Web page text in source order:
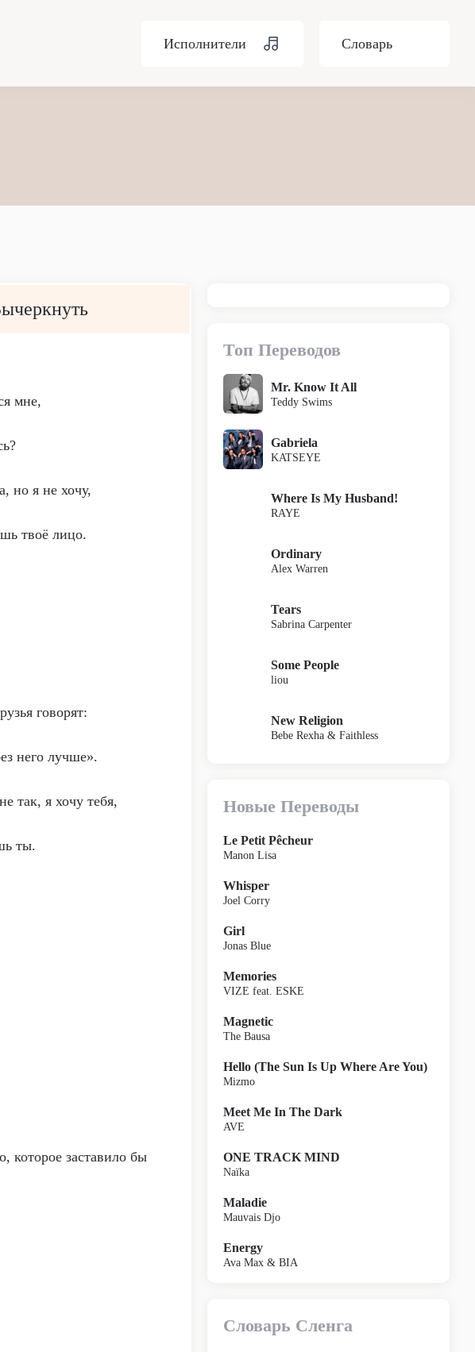
Исполнители Словарь
мне,
но я не хочу,
твоё лицо.
говорят:
него лучше».
так, я хочу тебя,
ты.
которое заставило бы
Топ Переводов
Mr. Know It All
Teddy Swims
Gabriela
KATSEYE
Where Is My Husband!
RAYE
Ordinary
Alex Warren
Tears
Sabrina Carpenter
Some People
liou
New Religion
Bebe Rexha & Faithless
Новые Переводы
Le Petit Pêcheur
Manon Lisa
Whisper
Joel Corry
Girl
Jonas Blue
Memories
VIZE feat. ESKE
Magnetic
The Bausa
Hello (The Sun Is Up Where Are You)
Mizmo
Meet Me In The Dark
AVE
ONE TRACK MIND
Naïka
Maladie
Mauvais Djo
Energy
Ava Max & BIA
Словарь Сленга